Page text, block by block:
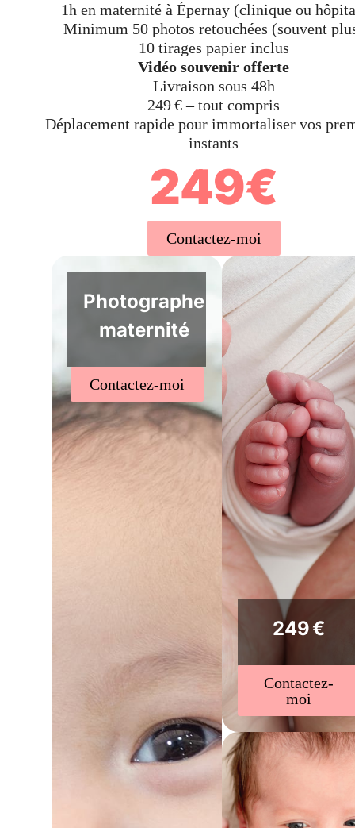
1h en maternité à Épernay (clinique ou
Minimum 50 photos retouchées (souvent
10 tirages papier inclus
Vidéo souvenir offerte
Livraison sous 48h
249 € – tout compris
Déplacement rapide pour immortaliser vos
instants
249€
Contactez-moi
Photographe
maternité
Contactez-moi
249 €
Contactez-
moi